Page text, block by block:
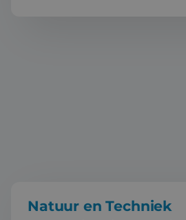
Natuur en Techniek